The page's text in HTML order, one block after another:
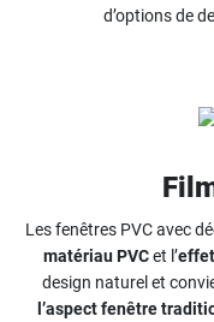
d’options de
Les fenêtres PVC avec
matériau PVCet l’
design naturel et
l’aspect fenêtre